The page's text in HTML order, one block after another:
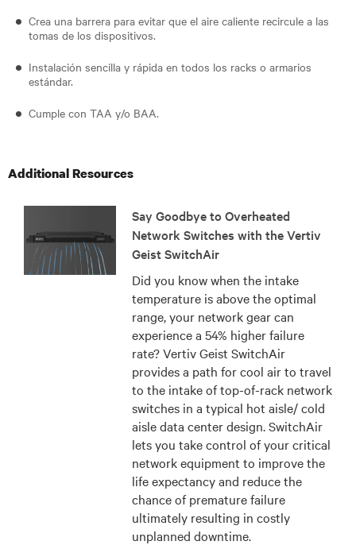
Crea una barrera para evitar que el aire caliente recircule a las
tomas de los dispositivos.
Instalación sencilla y rápida en todos los racks o armarios
estándar.
Cumple con TAA y/o BAA.
Additional Resources
Say Goodbye to Overheated
Network Switches with the Vertiv
Geist SwitchAir
Did you know when the intake
temperature is above the optimal
range, your network gear can
experience a 54% higher failure
rate? Vertiv Geist SwitchAir
provides a path for cool air to travel
to the intake of top-of-rack network
switches in a typical hot aisle/ cold
aisle data center design. SwitchAir
lets you take control of your critical
network equipment to improve the
life expectancy and reduce the
chance of premature failure
ultimately resulting in costly
unplanned downtime.